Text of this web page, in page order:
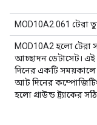
MOD10A2.061 টেরা
MOD10A2 হলো টেরা
আচ্ছাদন ডেটাসেট।
দিনের একটি সময়কালে
আট দিনের
হলো গ্রাউন্ড ট্র্যাকের